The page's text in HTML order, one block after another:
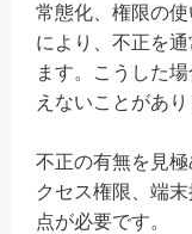
常態化、権限の
により、不正を
ます。こうした
えないことがあり
不正の有無を見
クセス権限、端
点が必要です。